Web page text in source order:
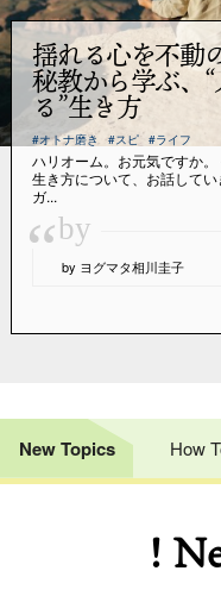
揺れる心を不動
秘教から学ぶ、
る”生き方
#オトナ磨き #スピ #ライフ
ハリオーム。お元気ですか
生き方について、お話して
ガ...
“by
by ヨグマタ相川圭子
New Topics How
!